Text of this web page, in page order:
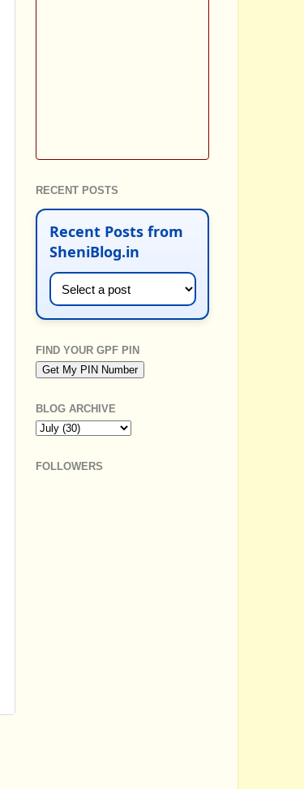
RECENT POSTS
Recent Posts from
SheniBlog.in
FIND YOUR GPF PIN
BLOG ARCHIVE
FOLLOWERS